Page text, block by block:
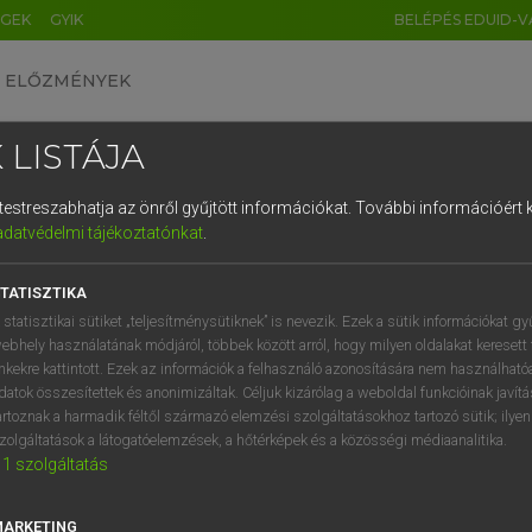
GYIK BELÉPÉS EDUID-
ELŐZMÉNYEK
egyetemes nagyszótár
VAN ELŐFIZETÉSED?
megtekintéséhez.
LISTÁJA
az önről gyűjtött információkat. További információért
tájékoztatónkat.
statisztikai sütiket „teljesítménysütiknek” is nevezik. Ezek a sütik információkat
használatának módjáról, többek között arról, hogy milyen oldalakat keresett
kattintott. Ezek az információk a felhasználó azonosítására nem
összesítettek és anonimizáltak. Céljuk kizárólag a weboldal funkcióinak
a harmadik féltől származó elemzési szolgáltatásokhoz tartozó sütik;
a látogatóelemzések, a hőtérképek és a közösségi médiaanalitika.
1 szolgáltatás
DE CN FR ES IT NL
1 2 3 4 5 6 7 8 9
q w e r t z u i
a s d f g h j k l é
í y x c v b n m , .